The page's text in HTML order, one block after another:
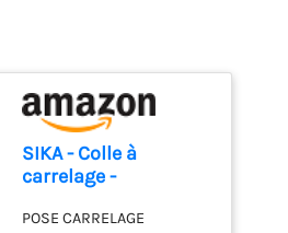
SIKA - Colle à
carrelage -
- Blanc - 5kg
POSE CARRELAGE